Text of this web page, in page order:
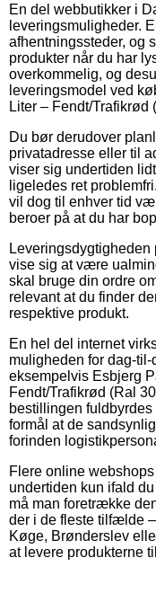
En del webbutikker i
leveringsmuligheder.
afhentningssteder, og
produkter når du har
overkommelig, og
leveringsmodel ved
Liter – Fendt/Trafikrød
Du bør derudover
privatadresse eller til
viser sig undertiden
ligeledes ret
vil dog til enhver tid
beroer på at du har
vise sig at være
skal bruge din ordre
relevant at du finder
respektive produkt.
En hel del internet
muligheden for dag-
eksempelvis Esbjerg
Fendt/Trafikrød (Ral
bestillingen
formål at de
forinden
Flere online
undertiden kun ifald
må man foretrække
der i de fleste tilfælde
Køge, Brønderslev
at levere produkterne